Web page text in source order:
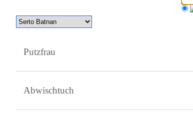
Putzfrau
Abwischtuch